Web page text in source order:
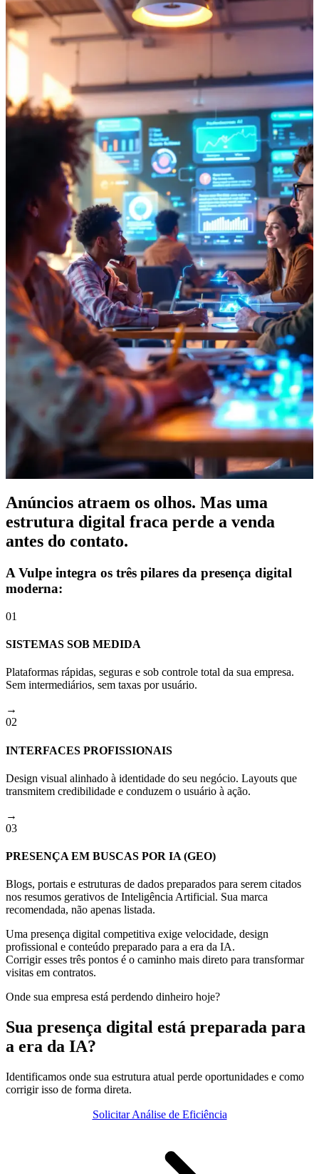
Anúncios atraem os olhos. Mas uma
estrutura digital fraca perde a venda
antes do contato.
A Vulpe integra os três pilares da presença digital
moderna:
01
SISTEMAS SOB MEDIDA
Plataformas rápidas, seguras e sob controle total da sua empresa.
Sem intermediários, sem taxas por usuário.
→
02
INTERFACES PROFISSIONAIS
Design visual alinhado à identidade do seu negócio. Layouts que
transmitem credibilidade e conduzem o usuário à ação.
→
03
PRESENÇA EM BUSCAS POR IA (GEO)
Blogs, portais e estruturas de dados preparados para serem citados
nos resumos gerativos de Inteligência Artificial. Sua marca
recomendada, não apenas listada.
Uma presença digital competitiva exige velocidade, design
profissional e conteúdo preparado para a era da IA.
Corrigir esses três pontos é o caminho mais direto para transformar
visitas em contratos.
Onde sua empresa está perdendo dinheiro hoje?
Sua presença digital está preparada para
a era da IA?
Identificamos onde sua estrutura atual perde oportunidades e como
corrigir isso de forma direta.
Solicitar Análise de Eficiência